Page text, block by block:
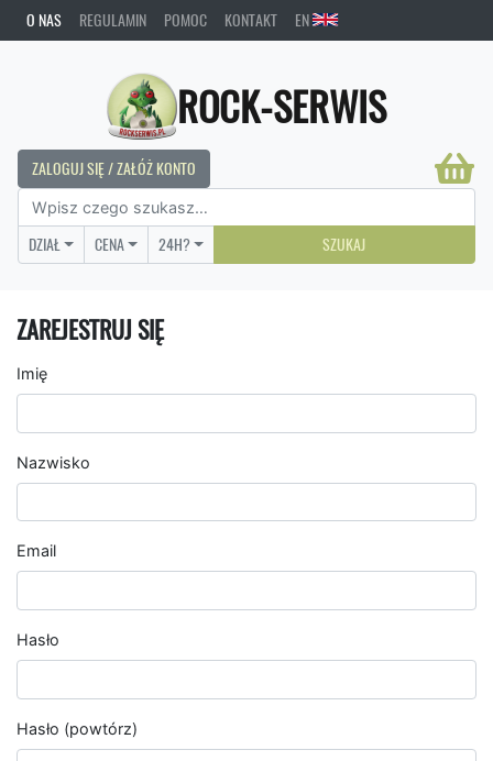
O NAS REGULAMIN POMOC KONTAKT EN
ROCK-SERWIS
ZALOGUJ SIĘ / ZAŁÓŻ KONTO
DZIAŁ CENA 24H? SZUKAJ
ZAREJESTRUJ SIĘ
Imię
Nazwisko
Email
Hasło
Hasło (powtórz)